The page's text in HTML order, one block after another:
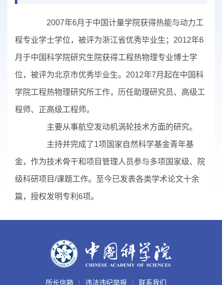
2007年6月于中国计量学院获得热能与动力工
程专业学士学位，被评为浙江省优秀毕业生；2012年6
月于中国科学院研究生院获得工程热物理专业博士学
位，被评为北京市优秀毕业生。2012年7月起在中国科
学院工程热物理研究所工作，历任助理研究员、高级工
程师、正高级工程师。
主要从事航空发动机涡轮技术方面的研究。
主持并完成了1项国家自然科学基金青年基
金，作为技术骨干和项目管理人员参与多项国家级、院
级科研项目/课题工作。至今已发表各类学术论文十余
篇，授权发明专利6项。
所长信箱 违法违纪举报 联系我们